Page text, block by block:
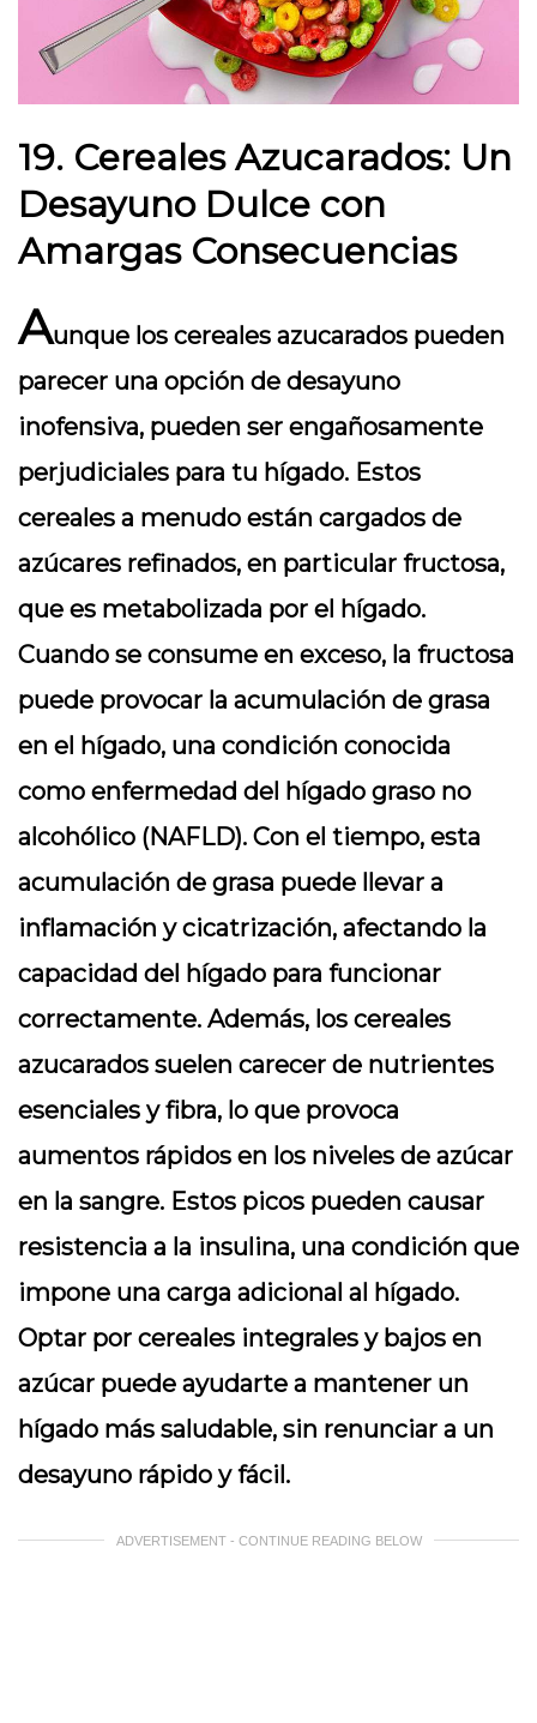
19. Cereales Azucarados: Un
Desayuno Dulce con
Amargas Consecuencias
Aunque los cereales azucarados pueden
parecer una opción de desayuno
inofensiva, pueden ser engañosamente
perjudiciales para tu hígado. Estos
cereales a menudo están cargados de
azúcares refinados, en particular fructosa,
que es metabolizada por el hígado.
Cuando se consume en exceso, la fructosa
puede provocar la acumulación de grasa
en el hígado, una condición conocida
como enfermedad del hígado graso no
alcohólico (NAFLD). Con el tiempo, esta
acumulación de grasa puede llevar a
inflamación y cicatrización, afectando la
capacidad del hígado para funcionar
correctamente. Además, los cereales
azucarados suelen carecer de nutrientes
esenciales y fibra, lo que provoca
aumentos rápidos en los niveles de azúcar
en la sangre. Estos picos pueden causar
resistencia a la insulina, una condición que
impone una carga adicional al hígado.
Optar por cereales integrales y bajos en
azúcar puede ayudarte a mantener un
hígado más saludable, sin renunciar a un
desayuno rápido y fácil.
ADVERTISEMENT - CONTINUE READING BELOW